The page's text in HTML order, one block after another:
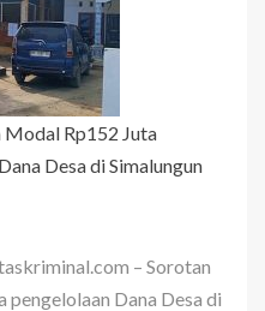
Modal Rp152 Juta
Desa di Simalungun
– Sorotan
Dana Desa di